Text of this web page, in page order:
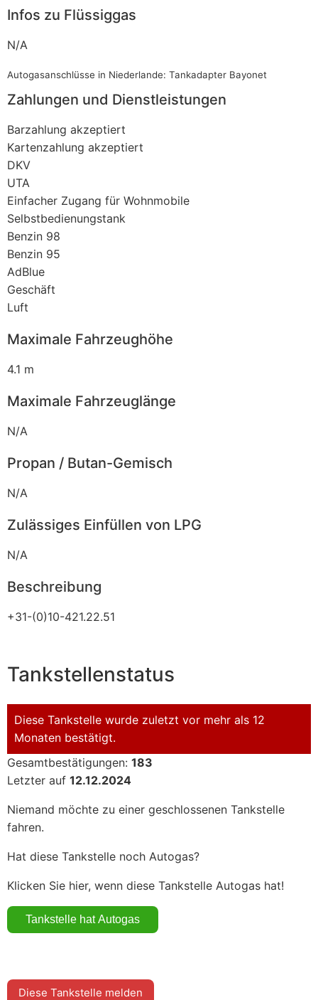
Infos zu Flüssiggas
N/A
Autogasanschlüsse in Niederlande: Tankadapter Bayonet
Zahlungen und Dienstleistungen
Barzahlung akzeptiert
Kartenzahlung akzeptiert
DKV
UTA
Einfacher Zugang für Wohnmobile
Selbstbedienungstank
Benzin 98
Benzin 95
AdBlue
Geschäft
Luft
Maximale Fahrzeughöhe
4.1 m
Maximale Fahrzeuglänge
N/A
Propan / Butan-Gemisch
N/A
Zulässiges Einfüllen von LPG
N/A
Beschreibung
+31-(0)10-421.22.51
Tankstellenstatus
Diese Tankstelle wurde zuletzt vor mehr als 12
Monaten bestätigt.
Gesamtbestätigungen: 183
Letzter auf 12.12.2024
Niemand möchte zu einer geschlossenen Tankstelle
fahren.
Hat diese Tankstelle noch Autogas?
Klicken Sie hier, wenn diese Tankstelle Autogas hat!
Diese Tankstelle melden